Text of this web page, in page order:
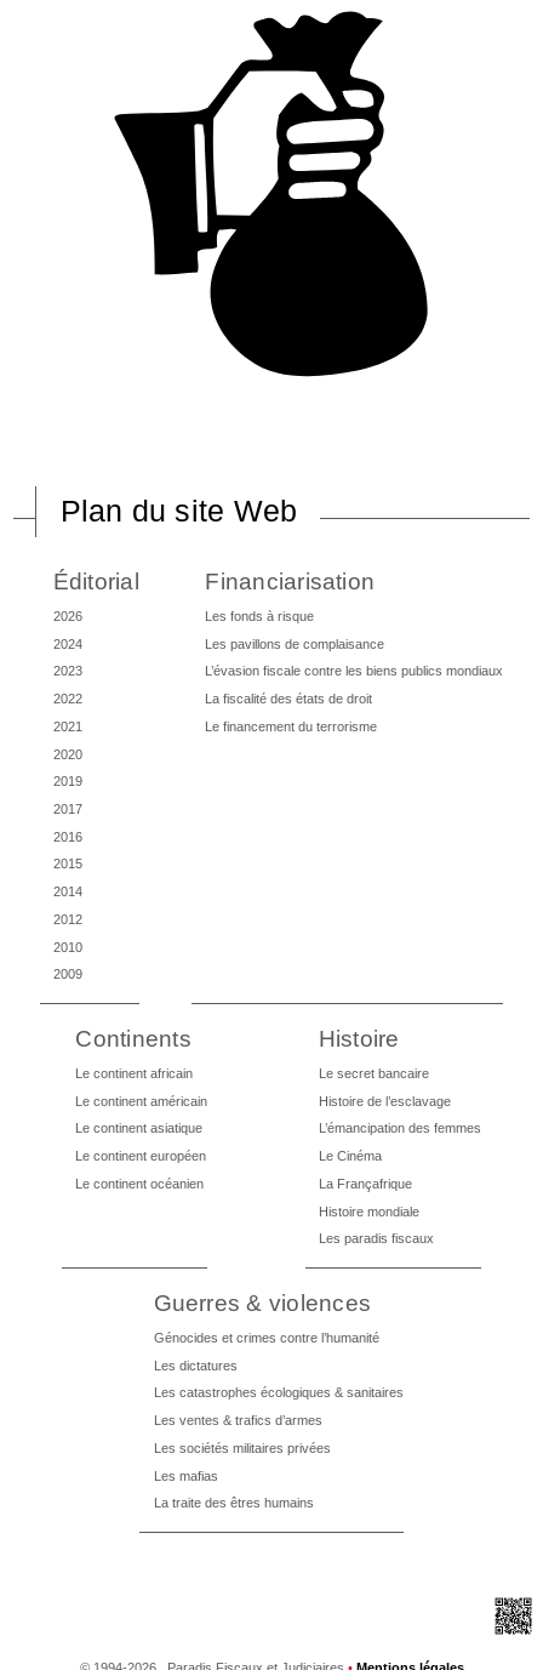
Plan du site Web
Éditorial
2026
2024
2023
2022
2021
2020
2019
2017
2016
2015
2014
2012
2010
2009
Financiarisation
Les fonds à risque
Les pavillons de complaisance
L’évasion fiscale contre les biens publics mondiaux
La fiscalité des états de droit
Le financement du terrorisme
Continents
Le continent africain
Le continent américain
Le continent asiatique
Le continent européen
Le continent océanien
Histoire
Le secret bancaire
Histoire de l’esclavage
L’émancipation des femmes
Le Cinéma
La Françafrique
Histoire mondiale
Les paradis fiscaux
Guerres & violences
Génocides et crimes contre l’humanité
Les dictatures
Les catastrophes écologiques & sanitaires
Les ventes & trafics d’armes
Les sociétés militaires privées
Les mafias
La traite des êtres humains